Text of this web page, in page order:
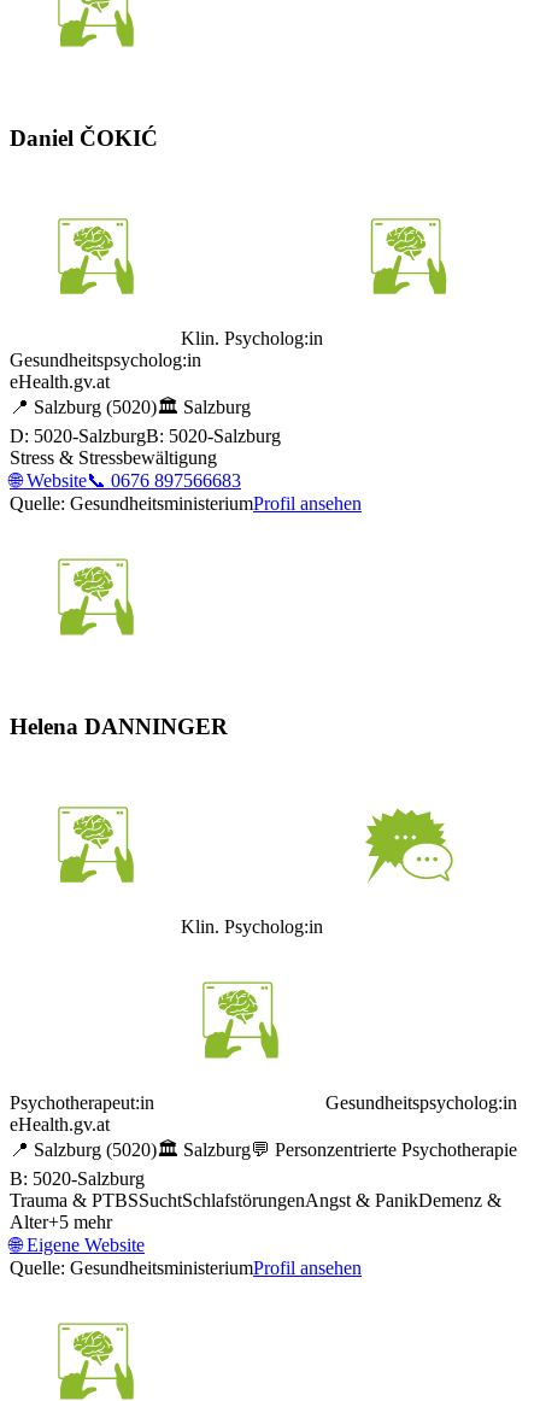
Daniel ČOKIĆ
Klin. Psycholog:in
Gesundheitspsycholog:in
eHealth.gv.at
📍 Salzburg (5020)🏛️ Salzburg
D: 5020-SalzburgB: 5020-Salzburg
Stress & Stressbewältigung
🌐Website📞 0676 897566683
Quelle: GesundheitsministeriumProfil ansehen
Helena DANNINGER
Klin. Psycholog:in
Psychotherapeut:in
Gesundheitspsycholog:in
eHealth.gv.at
📍 Salzburg (5020)🏛️ Salzburg💬 Personzentrierte Psychotherapie
B: 5020-Salzburg
Trauma & PTBSSuchtSchlafstörungenAngst & PanikDemenz &
Alter+5 mehr
🌐Eigene Website
Quelle: GesundheitsministeriumProfil ansehen